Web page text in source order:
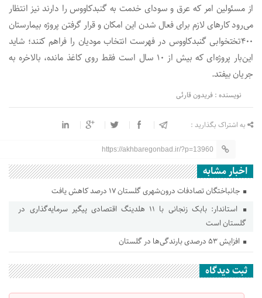
از مسئولین امر که عرق و سودای خدمت به گنبدکاووس را دارند نیز انتظار
می‌رود کارهای لازم برای فعال شدن این امکان و قرار گرفتن پروژه بیمارستان
۴۰۰تختخوابی گنبدکاووس در فهرست انتخاب مودیان را فراهم کنند؛ شاید
این‌بار پروژه‌ای که بیش از ۱۰ سال است فقط روی کاغذ مانده، بالاخره به
جریان بیفتد.
نویسنده : فریدون قارئی
به اشتراک بگذارید :
https://akhbaregonbad.ir/?p=13960
اخبار مشابه
جانباختگان تصادفات درون‌شهری گلستان ۱۷ درصد کاهش یافت
استاندار: بابک زنجانی با ۱۱ هلدینگ اقتصادی پیگیر سرمایه‌گذاری در
گلستان است
افزایش ۵۳ درصدی بارندگی‌ها در گلستان
ثبت دیدگاه